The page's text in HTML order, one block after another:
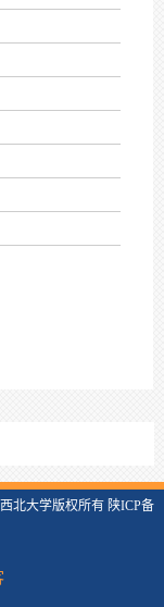
西北大学版权所有 陕ICP备